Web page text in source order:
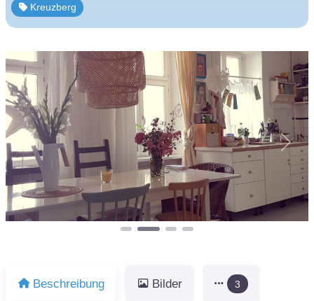
Kreuzberg
Vorheriges
Beschreibung Bilder 3